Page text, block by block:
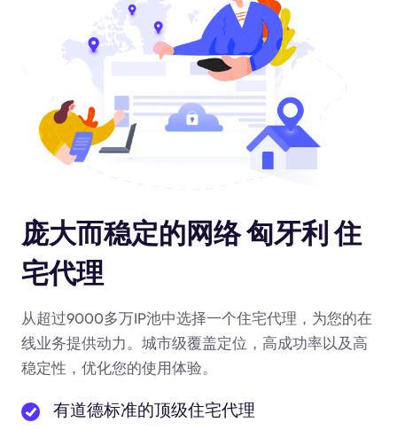
庞大而稳定的网络 匈牙利 住
宅代理
从超过9000多万IP池中选择一个住宅代理，为您的在
线业务提供动力。城市级覆盖定位，高成功率以及高
稳定性，优化您的使用体验。
有道德标准的顶级住宅代理